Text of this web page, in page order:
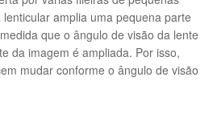
amplia uma pequena parte
que o ângulo de visão da lente
da imagem é ampliada. Por isso,
mudar conforme o ângulo de visão